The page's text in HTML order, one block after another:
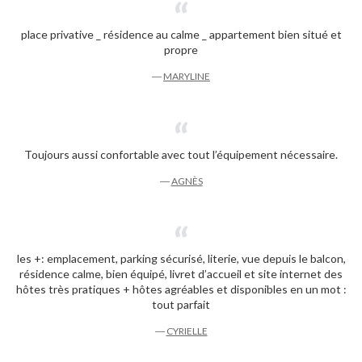
place privative _ résidence au calme _ appartement bien situé et
propre
― MARYLINE
Toujours aussi confortable avec tout l’équipement nécessaire.
―AGNÈS
les +: emplacement, parking sécurisé, literie, vue depuis le balcon,
résidence calme, bien équipé, livret d’accueil et site internet des
hôtes très pratiques + hôtes agréables et disponibles en un mot :
tout parfait
― CYRIELLE